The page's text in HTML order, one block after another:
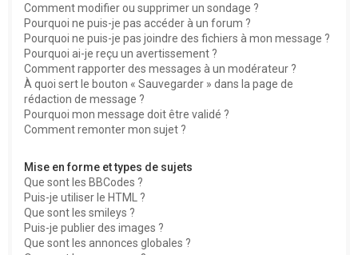
Comment modifier ou supprimer un sondage ?
Pourquoi ne puis-je pas accéder à un forum ?
Pourquoi ne puis-je pas joindre des fichiers à mon message ?
Pourquoi ai-je reçu un avertissement ?
Comment rapporter des messages à un modérateur ?
À quoi sert le bouton « Sauvegarder » dans la page de
rédaction de message ?
Pourquoi mon message doit être validé ?
Comment remonter mon sujet ?
Mise en forme et types de sujets
Que sont les BBCodes ?
Puis-je utiliser le HTML ?
Que sont les smileys ?
Puis-je publier des images ?
Que sont les annonces globales ?